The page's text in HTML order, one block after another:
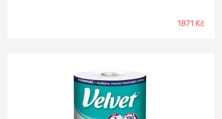
bezpečnost, účinnost a spolehlivost, nebo v Tork Maxi
zásobníku na role se středovým odvíjením, který je navržen
1871 Kč